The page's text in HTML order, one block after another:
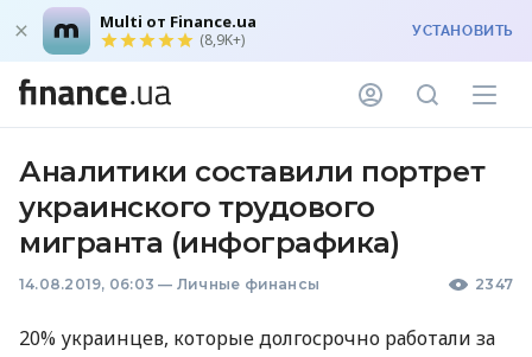
Multi от Finance.ua
(8,9K+) УСТАНОВИТЬ
Аналитики составили портрет
украинского трудового
мигранта (инфографика)
14.08.2019, 06:03 — Личные финансы 2347
20% украинцев, которые долгосрочно работали за